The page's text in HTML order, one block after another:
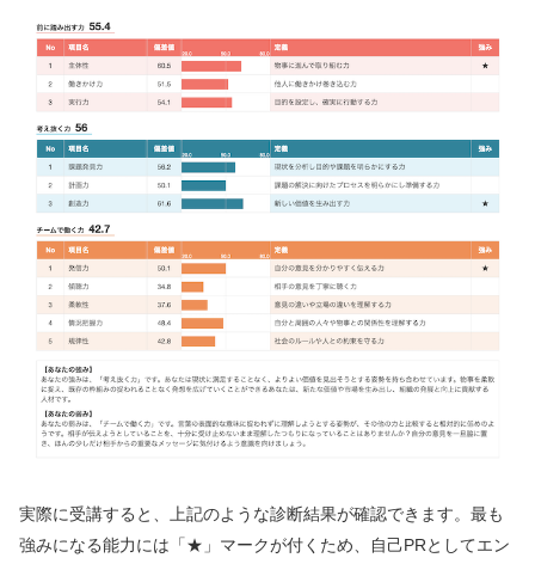
実際に受講すると、上記のような診断結果が確認できます。最も
強みになる能力には「★」マークが付くため、自己PRとしてエン